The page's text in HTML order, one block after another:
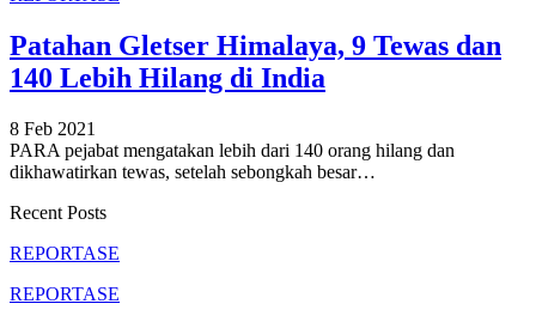
Patahan Gletser Himalaya, 9 Tewas dan
140 Lebih Hilang di India
8 Feb 2021
PARA pejabat mengatakan lebih dari 140 orang hilang dan
dikhawatirkan tewas, setelah sebongkah besar…
Recent Posts
REPORTASE
REPORTASE